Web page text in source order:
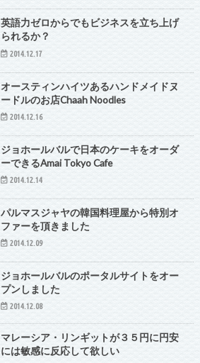
英語力ゼロからでもビジネスを立ち上げ
られるか？
2014.12.17
オースティンハイツあるハンドメイドヌ
ードルのお店Chaah Noodles
2014.12.16
ジョホールバルで日本のケーキをオーダ
ーできるAmai Tokyo Cafe
2014.12.14
パルマスジャヤの韓国料理屋から特別オ
ファーを頂きました
2014.12.09
ジョホールバルのポータルサイトをオー
プンしました
2014.12.08
マレーシア・リンギットが３５円に円安
には敏感に反応して欲しい